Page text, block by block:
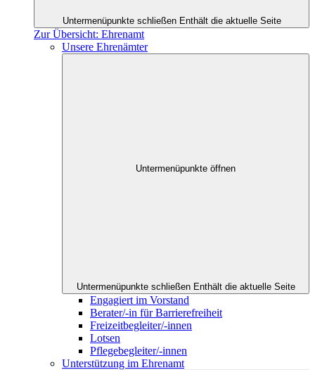
Untermenüpunkte schließen Enthält die aktuelle Seite
Zur Übersicht: Ehrenamt
Unsere Ehrenämter
Untermenüpunkte öffnen
Untermenüpunkte schließen Enthält die aktuelle Seite
Engagiert im Vorstand
Berater/-in für Barrierefreiheit
Freizeitbegleiter/-innen
Lotsen
Pflegebegleiter/-innen
Unterstützung im Ehrenamt